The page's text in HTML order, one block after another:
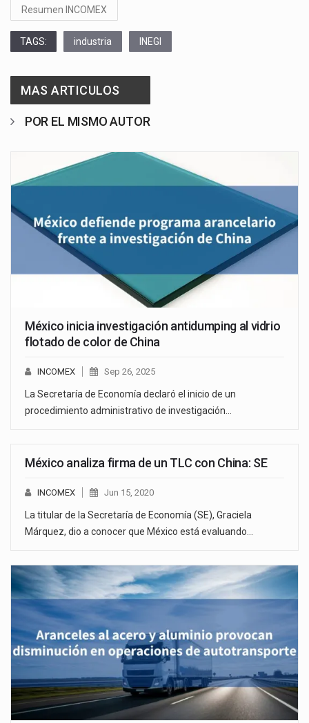
Resumen INCOMEX
TAGS: industria INEGI
MAS ARTICULOS
POR EL MISMO AUTOR
México inicia investigación antidumping al vidrio
flotado de color de China
INCOMEX Sep 26, 2025
La Secretaría de Economía declaró el inicio de un
procedimiento administrativo de investigación…
México analiza firma de un TLC con China: SE
INCOMEX Jun 15, 2020
La titular de la Secretaría de Economía (SE), Graciela
Márquez, dio a conocer que México está evaluando…